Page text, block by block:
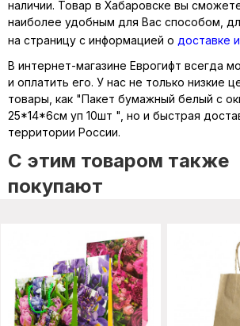
наличии. Товар в Хабаровске вы
наиболее удобным для Вас способом,
на страницу с информацией о доставке
В интернет-магазине Еврогифт всегда
и оплатить его. У нас не только низкие
товары, как "Пакет бумажный белый с
25*14*6см уп 10шт ", но и быстрая
территории России.
C этим товаром также
покупают